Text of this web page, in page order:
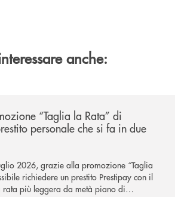
anche:
“Taglia la Rata” di
personale che si fa in due
2026, grazie alla promozione “Taglia
richiedere un prestito Prestipay con il
più leggera da metà piano di